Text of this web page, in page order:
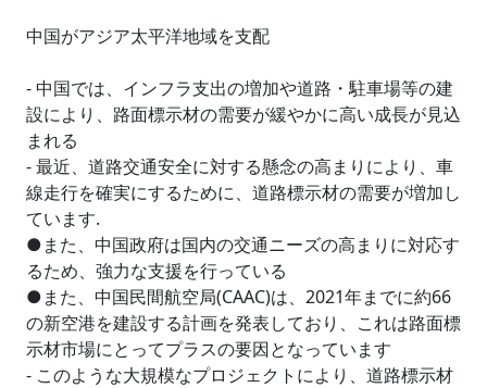
中国がアジア太平洋地域を支配
- 中国では、インフラ支出の増加や道路・駐車場等の建
設により、路面標示材の需要が緩やかに高い成長が見込
まれる
- 最近、道路交通安全に対する懸念の高まりにより、車
線走行を確実にするために、道路標示材の需要が増加し
ています.
●また、中国政府は国内の交通ニーズの高まりに対応す
るため、強力な支援を行っている
●また、中国民間航空局(CAAC)は、2021年までに約66
の新空港を建設する計画を発表しており、これは路面標
示材市場にとってプラスの要因となっています
- このような大規模なプロジェクトにより、道路標示材